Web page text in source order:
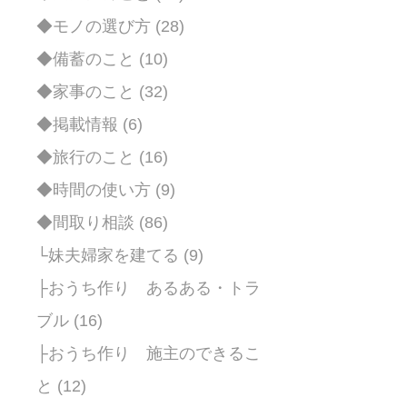
◆モノの選び方 (28)
◆備蓄のこと (10)
◆家事のこと (32)
◆掲載情報 (6)
◆旅行のこと (16)
◆時間の使い方 (9)
◆間取り相談 (86)
└妹夫婦家を建てる (9)
├おうち作り あるある・トラ
ブル (16)
├おうち作り 施主のできるこ
と (12)